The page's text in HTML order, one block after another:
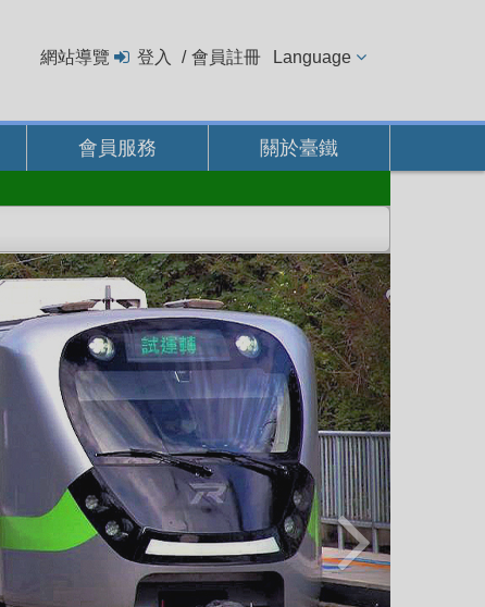
網站導覽 登入 會員註冊 Language
會員服務 關於臺鐵
一
則
主
題